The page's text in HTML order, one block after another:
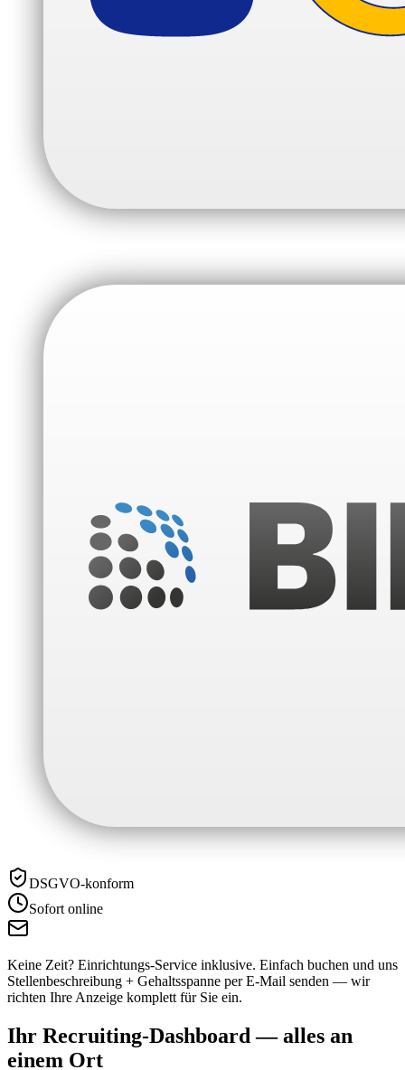
DSGVO-konform
Sofort online
Keine Zeit? Einrichtungs-Service inklusive. Einfach buchen und uns
Stellenbeschreibung + Gehaltsspanne per E-Mail senden — wir
richten Ihre Anzeige komplett für Sie ein.
Ihr Recruiting-Dashboard — alles an
einem Ort